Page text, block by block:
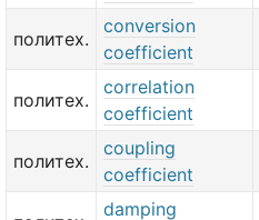
политех.
conversion
coefficient
политех.
correlation
coefficient
политех.
coupling
coefficient
damping